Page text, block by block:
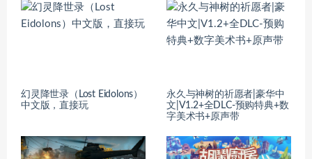
幻灵降世录（Lost Eidolons）
中文版，直接玩
永久与神树的祈愿者|豪华中
文|V1.2+全DLC-预购特典+数
字美术书+原声带